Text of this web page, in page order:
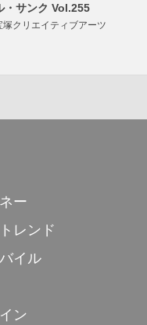
・サンク Vol.255
塚クリエイティブアーツ
ー
レンド
イル
ン